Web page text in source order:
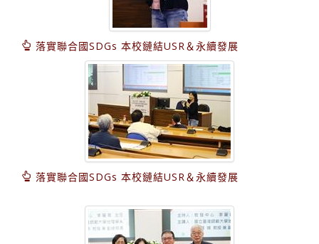
落實聯合國SDGs 本校鏈結USR＆永續發展
落實聯合國SDGs 本校鏈結USR＆永續發展